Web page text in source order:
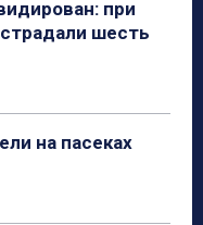
при
шесть
на пасеках